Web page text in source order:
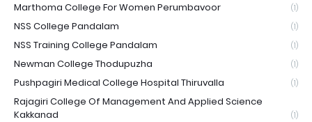
Marthoma College For Women Perumbavoor (1)
NSS College Pandalam (1)
NSS Training College Pandalam (1)
Newman College Thodupuzha (1)
Pushpagiri Medical College Hospital Thiruvalla (1)
Rajagiri College Of Management And Applied Science
Kakkanad
(1)